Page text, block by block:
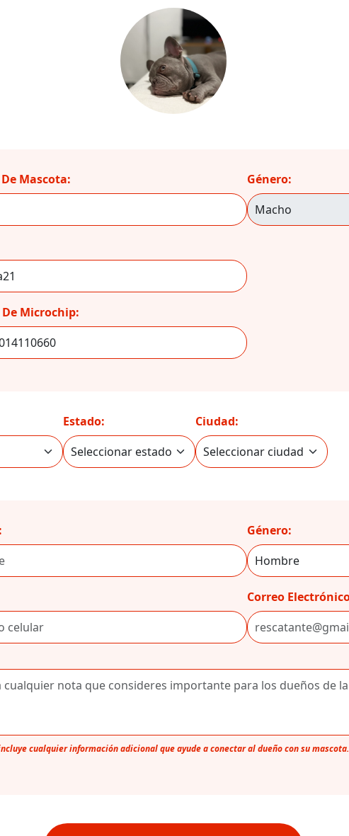
Mascota:
Microchip:
Género:
Estado: Ciudad:
Género:
Correo
cualquier información adicional que ayude a conectar al dueño con su mascota.